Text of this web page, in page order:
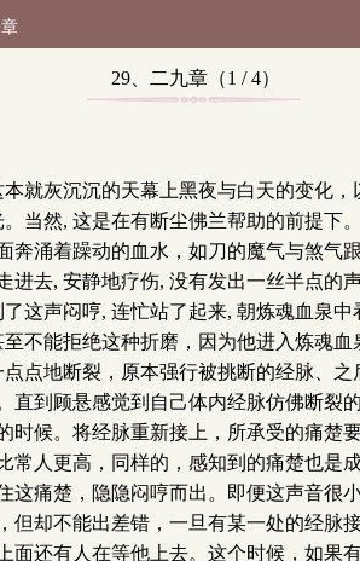
29、二九章（1 / 4）
就灰沉沉的天幕上黑夜与白天的变化
当然, 这是在有断尘佛兰帮助的前提
涌着躁动的血水，如刀的魔气与煞
去, 安静地疗伤, 没有发出一丝半点
这声闷哼, 连忙站了起来, 朝炼魂血泉
不能拒绝这种折磨，因为他进入炼魂
点地断裂，原本强行被挑断的经脉、
到顾悬感觉到自己体内经脉仿佛断
候。将经脉重新接上，所承受的痛
人更高，同样的，感知到的痛楚也是
痛楚，隐隐闷哼而出。即便这声音
却不能出差错，一旦有某一处的经
还有人在等他上去。这个时候，如